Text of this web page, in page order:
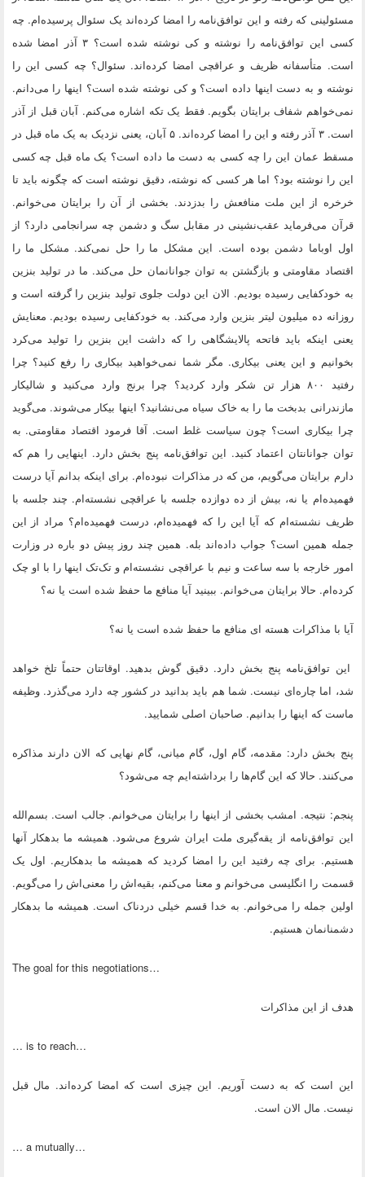
مسئولینی که رفته و این توافق‌نامه را امضا کرده‌اند یک سئوال پرسیده‌ام. چه
کسی این توافق‌نامه را نوشته و کی نوشته شده است؟ ۳ آذر امضا شده
است. متأسفانه ظریف و عراقچی امضا کرده‌اند. سئوال؟ چه کسی این را
نوشته و به دست اینها داده است؟ و کی نوشته شده است؟ اینها را می‌دانم.
نمی‌خواهم شفاف برایتان بگویم. فقط یک تکه اشاره می‌کنم. آبان قبل از آذر
است. ۳ آذر رفته و این را امضا کرده‌اند. ۵ آبان، یعنی نزدیک به یک ماه قبل در
مسقط عمان این را چه کسی به دست ما داده است؟ یک ماه قبل چه کسی
این را نوشته بود؟ اما هر کسی که نوشته، دقیق نوشته است که چگونه باید تا
خرخره از این ملت منافعش را بدزدند. بخشی از آن را برایتان می‌خوانم.
قرآن می‌فرماید عقب‌نشینی در مقابل سگ و دشمن چه سرانجامی دارد؟ از
اول اوباما دشمن بوده است. این مشکل ما را حل نمی‌کند. مشکل ما را
اقتصاد مقاومتی و بازگشتن به توان جوانانمان حل می‌کند. ما در تولید بنزین
به خودکفایی رسیده بودیم. الان این دولت جلوی تولید بنزین را گرفته است و
روزانه ده میلیون لیتر بنزین وارد می‌کند. به خودکفایی رسیده بودیم. معنایش
یعنی اینکه باید فاتحه پالایشگاهی را که داشت این بنزین را تولید می‌کرد
بخوانیم و این یعنی بیکاری. مگر شما نمی‌خواهید بیکاری را رفع کنید؟ چرا
رفتید ۸۰۰ هزار تن شکر وارد کردید؟ چرا برنج وارد می‌کنید و شالیکار
مازندرانی بدبخت ما را به خاک سیاه می‌نشانید؟ اینها بیکار می‌شوند. می‌گوید
چرا بیکاری است؟ چون سیاست غلط است. آقا فرمود اقتصاد مقاومتی. به
توان جوانانتان اعتماد کنید. این توافق‌نامه پنج بخش دارد. اینهایی را هم که
دارم برایتان می‌گویم، من که در مذاکرات نبوده‌ام. برای اینکه بدانم آیا درست
فهمیده‌ام یا نه، بیش از ده دوازده جلسه با عراقچی نشسته‌ام. چند جلسه با
ظریف نشسته‌‌ام که آیا این را که فهمیده‌ام، درست فهمیده‌ام؟ مراد از این
جمله همین است؟ جواب داده‌اند بله. همین چند روز پیش دو باره در وزارت
امور خارجه با سه ساعت و نیم با عراقچی نشسته‌ام و تک‌تک اینها را با او چک
کرده‌ام. حالا برایتان می‌خوانم. ببینید آیا منافع ما حفظ شده است یا نه؟
آیا با مذاکرات هسته ای منافع ما حفظ شده است یا نه؟
این توافق‌نامه پنج بخش دارد. دقیق گوش بدهید. اوقاتتان حتماً تلخ خواهد
شد، اما چاره‌ای نیست. شما هم باید بدانید در کشور چه دارد می‌گذرد. وظیفه
ماست که اینها را بدانیم. صاحبان اصلی شمایید.
پنج بخش دارد: مقدمه، گام اول، گام میانی، گام نهایی که الان دارند مذاکره
می‌کنند. حالا که این گام‌ها را برداشته‌ایم چه می‌شود؟
پنجم: نتیجه. امشب بخشی از اینها را برایتان می‌خوانم. جالب است. بسم‌الله
این توافق‌نامه از یقه‌گیری ملت ایران شروع می‌شود. همیشه ما بدهکار آنها
هستیم. برای چه رفتید این را امضا کردید که همیشه ما بدهکاریم. اول یک
قسمت را انگلیسی می‌خوانم و معنا می‌کنم، بقیه‌اش را معنی‌اش را می‌گویم.
اولین جمله را می‌خوانم. به خدا قسم خیلی دردناک است. همیشه ما بدهکار
دشمنانمان هستیم.
The goal for this negotiations…
هدف از این مذاکرات
… is to reach…
این است که به دست آوریم. این چیزی است که امضا کرده‌اند. مال قبل
نیست. مال الان است.
… a mutually…